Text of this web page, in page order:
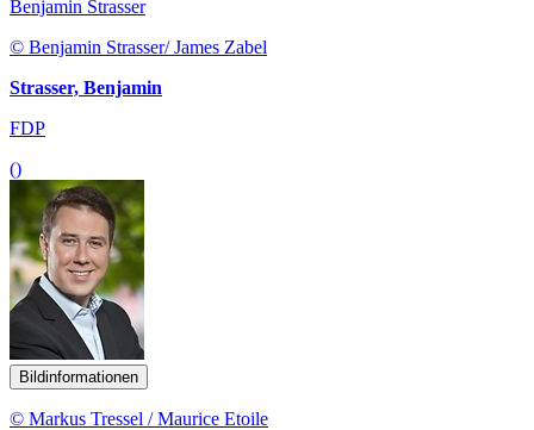
Benjamin Strasser
© Benjamin Strasser/ James Zabel
Strasser, Benjamin
FDP
()
Bildinformationen
© Markus Tressel / Maurice Etoile